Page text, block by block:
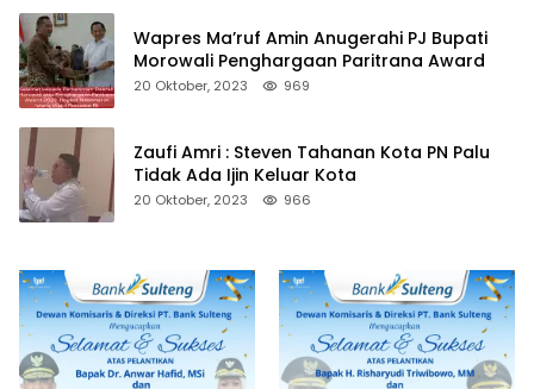
Wapres Ma’ruf Amin Anugerahi PJ Bupati
Morowali Penghargaan Paritrana Award
20 Oktober, 2023 969
Zaufi Amri : Steven Tahanan Kota PN Palu
Tidak Ada Ijin Keluar Kota
20 Oktober, 2023 966